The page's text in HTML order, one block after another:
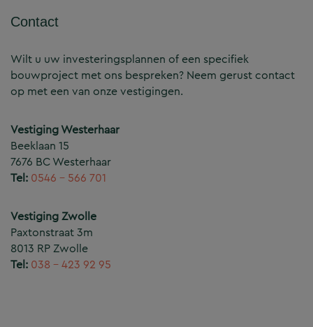
Contact
Wilt u uw investeringsplannen of een specifiek
bouwproject met ons bespreken? Neem gerust contact
op met een van onze vestigingen.
Vestiging Westerhaar
Beeklaan 15
7676 BC Westerhaar
Tel: 0546 – 566 701
Vestiging Zwolle
Paxtonstraat 3m
8013 RP Zwolle
Tel: 038 – 423 92 95